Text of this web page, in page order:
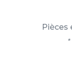
Pièces